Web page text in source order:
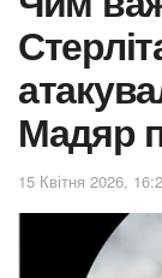
Мадяр
15 Квітня 2026,